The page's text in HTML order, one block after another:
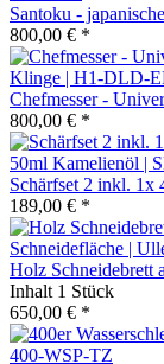
Santoku -
800,00 € *
Chefmesser -
800,00 € *
Schärfset 2 inkl. 1x
189,00 € *
Holz Schneidebrett
Inhalt 1 Stück
650,00 € *